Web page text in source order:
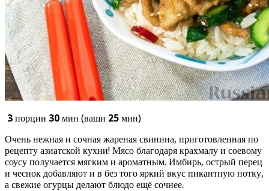
3 порции 30 мин (ваши 25 мин)
Очень нежная и сочная жареная свинина, приготовленная по
рецепту азиатской кухни! Мясо благодаря крахмалу и соевому
соусу получается мягким и ароматным. Имбирь, острый перец
и чеснок добавляют и в без того яркий вкус пикантную нотку,
а свежие огурцы делают блюдо ещё сочнее.